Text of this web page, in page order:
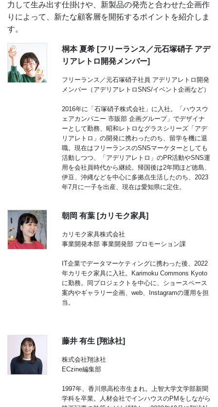
力して生み出す仕掛けや、新製品の発売と合わせた企画作
りによって、新たな顧客層を開拓するポイントを紹介しま
す。
桐本 夏希 [フリーランス／元石塚硝子 アデ
リアレトロ開発メンバー]
フリーランス／元石塚硝子社員 アデリアレトロ開発
メンバー（アデリアレトロSNS/イベント企画など）
2016年に「石塚硝子株式会社」に入社。「ハウスウ
ェアカンパニー 市販部 企画グループ」でデザイナ
ーとして勤務、昭和レトロなグラスシリーズ「アデ
リアレトロ」の開発に携わったのち、留学を機に退
職。現在はフリーランスのSNSマーケターとしても
活動しつつ、「アデリアレトロ」のPR活動やSNS運
用を会社員時代から継続。帰国後は2年間ほど徳島、
伊豆、沖縄などを中心に多拠点生活したのち、2023
年7月に一子を出産、現在は愛知県に定住。
朝岡 有葉 [カリモク家具]
カリモク家具株式会社
事業開発本部 事業開発部 プロモーション課
IT企業でデータマーケティングに携わった後、2022
年カリモク家具に入社。Karimoku Commons Kyoto
に勤務。同プロジェクトを中心に、ショースペース
案内やギャラリー企画、web、Instagramの運用を担
当。
藤井 有生 [翔泳社]
株式会社翔泳社
ECzine編集部
1997年、香川県高松市生まれ。上智大学文学部新聞
学科を卒業。人材会社でインハウスのPMをしながら